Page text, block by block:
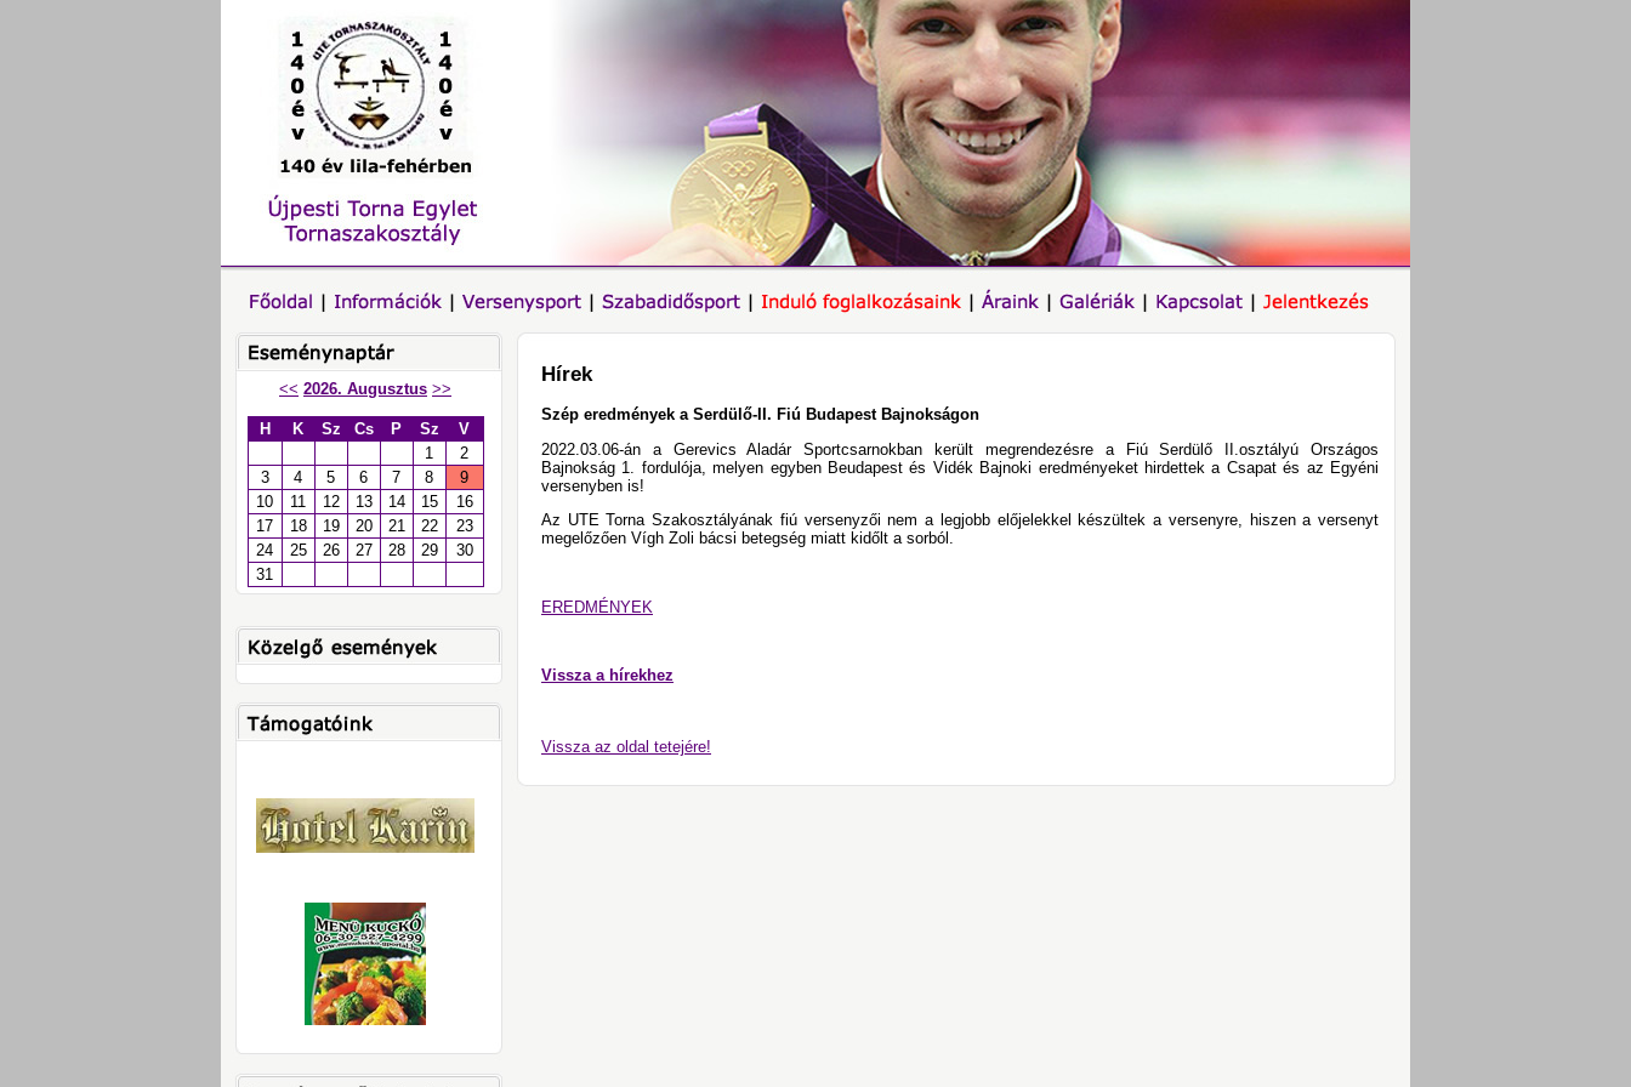
<< 2026. Augusztus >>
H K Sz Cs P Sz
V
1
2
3
4 5 6 7 8
9
10
11 12 13 14 15
16
17
18 19 20 21 22
23
24
25 26 27 28 29
30
31
Hírek
Szép eredmények a Serdülő-II. Fiú Budapest Bajnokságon
2022.03.06-án a Gerevics Aladár Sportcsarnokban került megrendezésre a Fiú Serdülő II.osztályú Országos
Bajnokság 1. fordulója, melyen egyben Beudapest és Vidék Bajnoki eredményeket hirdettek a Csapat és az Egyéni
versenyben is!
Az UTE Torna Szakosztályának fiú versenyzői nem a legjobb előjelekkel készültek a versenyre, hiszen a versenyt
megelőzően Vígh Zoli bácsi betegség miatt kidőlt a sorból.
EREDMÉNYEK
Vissza a hírekhez
Vissza az oldal tetejére!